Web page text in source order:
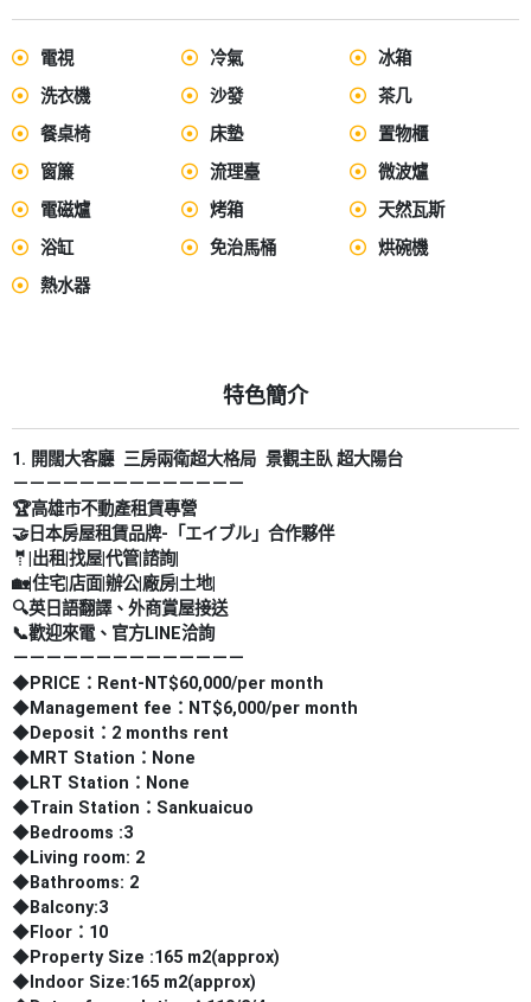
電視 冷氣
冰箱
洗衣機
沙發
茶几
餐桌椅
床墊
置物櫃
窗簾
流理臺
微波爐
電磁爐
烤箱
天然瓦斯
浴缸
免治馬桶
烘碗機
熱水器
特色簡介
1. 開闊大客廳 三房兩衛超大格局 景觀主臥 超大陽台
－－－－－－－－－－－－－－
🏆高雄市不動產租賃專營
🤝日本房屋租賃品牌-「エイブル」合作夥伴
🤵|出租|找屋|代管|諮詢|
🏡|住宅|店面|辦公|廠房|土地|
🔍英日語翻譯、外商賞屋接送
📞歡迎來電、官方LINE洽詢
－－－－－－－－－－－－－－
◆PRICE：Rent-NT$60,000/per month
◆Management fee：NT$6,000/per month
◆Deposit：2 months rent
◆MRT Station：None
◆LRT Station：None
◆Train Station：Sankuaicuo
◆Bedrooms :3
◆Living room: 2
◆Bathrooms: 2
◆Balcony:3
◆Floor：10
◆Property Size :165 m2(approx)
◆Indoor Size:165 m2(approx)